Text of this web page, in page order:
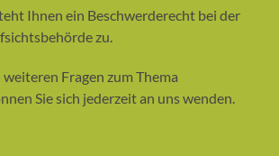
Ihnen ein Beschwerderecht bei der
zu.
Fragen zum Thema
Sie sich jederzeit an uns wenden.